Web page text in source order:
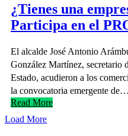
¿Tienes una
Participa en el
El alcalde José Antonio
González Martínez, secretario
Estado, acudieron a los
la convocatoria emergente de…
Read More
Load More